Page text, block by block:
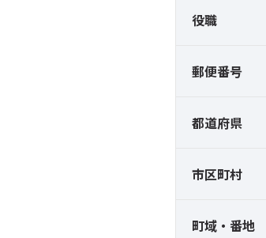
役職
郵便番号
都道府県
市区町村
町域・番地